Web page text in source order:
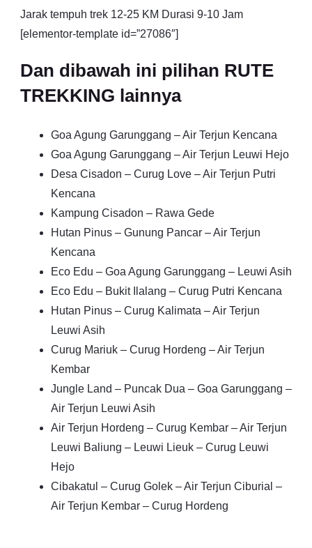
Jarak tempuh trek 12-25 KM Durasi 9-10 Jam
[elementor-template id=”27086″]
Dan dibawah ini pilihan RUTE
TREKKING lainnya
Goa Agung Garunggang – Air Terjun Kencana
Goa Agung Garunggang – Air Terjun Leuwi Hejo
Desa Cisadon – Curug Love – Air Terjun Putri
Kencana
Kampung Cisadon – Rawa Gede
Hutan Pinus – Gunung Pancar – Air Terjun
Kencana
Eco Edu – Goa Agung Garunggang – Leuwi Asih
Eco Edu – Bukit Ilalang – Curug Putri Kencana
Hutan Pinus – Curug Kalimata – Air Terjun
Leuwi Asih
Curug Mariuk – Curug Hordeng – Air Terjun
Kembar
Jungle Land – Puncak Dua – Goa Garunggang –
Air Terjun Leuwi Asih
Air Terjun Hordeng – Curug Kembar – Air Terjun
Leuwi Baliung – Leuwi Lieuk – Curug Leuwi
Hejo
Cibakatul – Curug Golek – Air Terjun Ciburial –
Air Terjun Kembar – Curug Hordeng